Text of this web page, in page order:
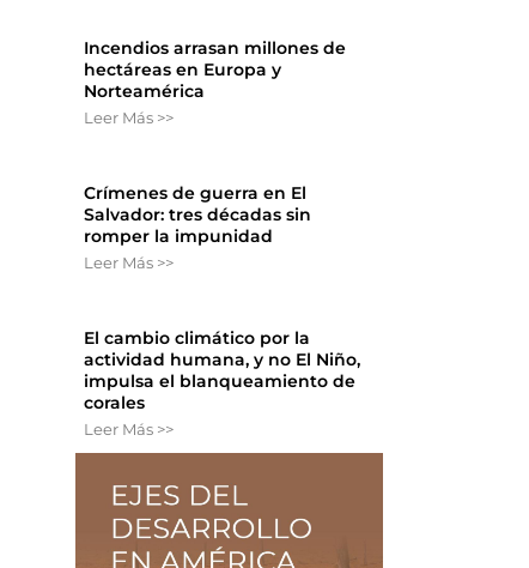
Incendios arrasan millones de
hectáreas en Europa y
Norteamérica
Leer Más >>
Crímenes de guerra en El
Salvador: tres décadas sin
romper la impunidad
Leer Más >>
El cambio climático por la
actividad humana, y no El Niño,
impulsa el blanqueamiento de
corales
Leer Más >>